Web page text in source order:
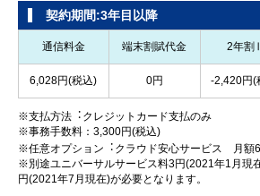
契約期間:3年目以降
通信料金 端末割賦代金 2年割
6,028円(税込) 0円 -2,420円(
※支払方法︓クレジットカード支払のみ
※事務手数料：3,300円(税込)
※任意オプション︓クラウド安心サービス 月額
※別途ユニバーサルサービス料3円(2021年1月現
円(2021年7月現在)が必要となります。